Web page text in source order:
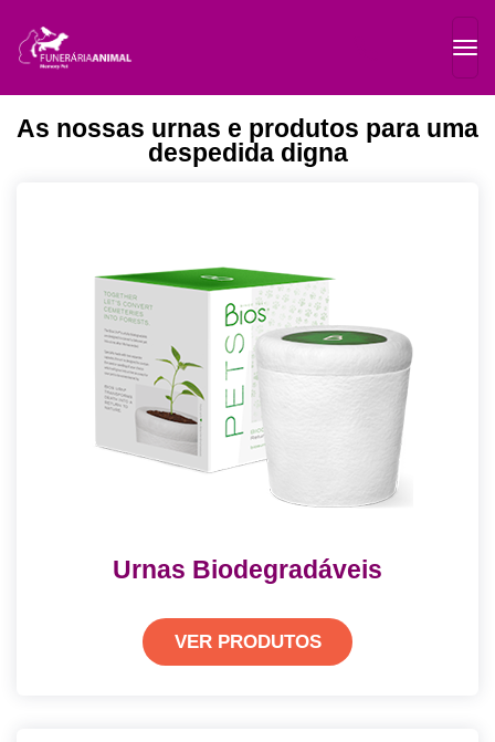
As nossas urnas e produtos para uma
despedida digna
Urnas Biodegradáveis
VER PRODUTOS